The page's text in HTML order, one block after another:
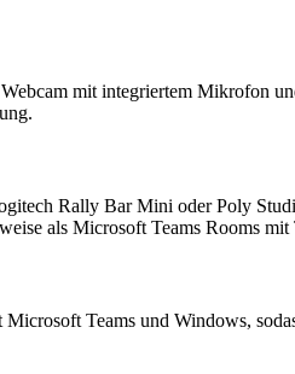
mit integriertem Mikrofon
Rally Bar Mini oder Poly
als Microsoft Teams Rooms mit
Teams und Windows,